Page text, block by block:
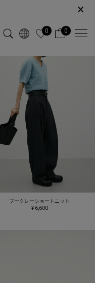
×
0 0
ブークレーショートニット
¥ 6,600